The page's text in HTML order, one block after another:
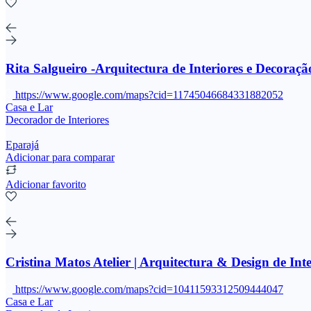
Rita Salgueiro -Arquitectura de Interiores e
https://www.google.com/maps?cid=11745046684331882052
Casa e Lar
Decorador de Interiores
Eparajá
Adicionar para comparar
Adicionar favorito
Cristina Matos Atelier | Arquitectura & Design de
https://www.google.com/maps?cid=10411593312509444047
Casa e Lar